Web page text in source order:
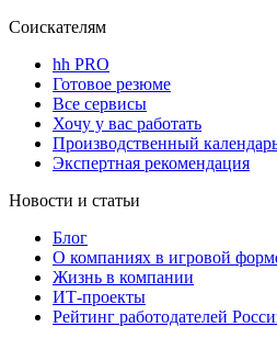
Соискателям
hh PRO
Готовое резюме
Все сервисы
Хочу у вас работать
Производственный
Экспертная рекомендация
Новости и статьи
Блог
О компаниях в игровой
Жизнь в компании
ИТ-проекты
Рейтинг работодателей